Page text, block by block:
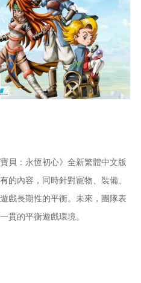
：永恆初心》全新繁體中文版
的內容，同時針對寵物、裝備、
戲長期性的平衡。未來，團隊表
貫的平衡遊戲環境。